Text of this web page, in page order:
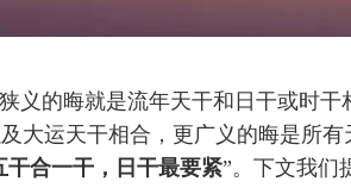
义的晦就是流年天干和日干或时干
大运天干相合，更广义的晦是所有
干合一干，日干最要紧”。下文我们